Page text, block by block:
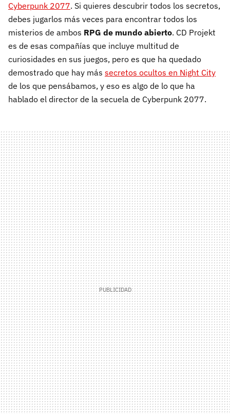
Cyberpunk 2077. Si quieres descubrir todos los secretos,
debes jugarlos más veces para encontrar todos los
misterios de ambos RPG de mundo abierto. CD Projekt
es de esas compañías que incluye multitud de
curiosidades en sus juegos, pero es que ha quedado
demostrado que hay más secretos ocultos en Night City
de los que pensábamos, y eso es algo de lo que ha
hablado el director de la secuela de Cyberpunk 2077.